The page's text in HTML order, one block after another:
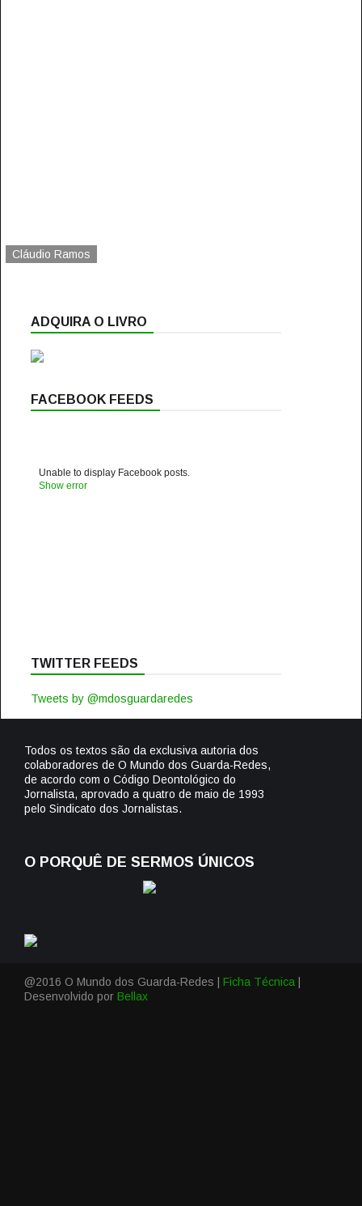
Cláudio Ramos
ADQUIRA O LIVRO
FACEBOOK FEEDS
Unable to display Facebook posts.
Show error
TWITTER FEEDS
Tweets by @mdosguardaredes
Todos os textos são da exclusiva autoria dos
colaboradores de O Mundo dos Guarda-Redes,
de acordo com o Código Deontológico do
Jornalista, aprovado a quatro de maio de 1993
pelo Sindicato dos Jornalistas.
O PORQUÊ DE SERMOS ÚNICOS
@2016 O Mundo dos Guarda-Redes | Ficha Técnica
Desenvolvido por Bellax